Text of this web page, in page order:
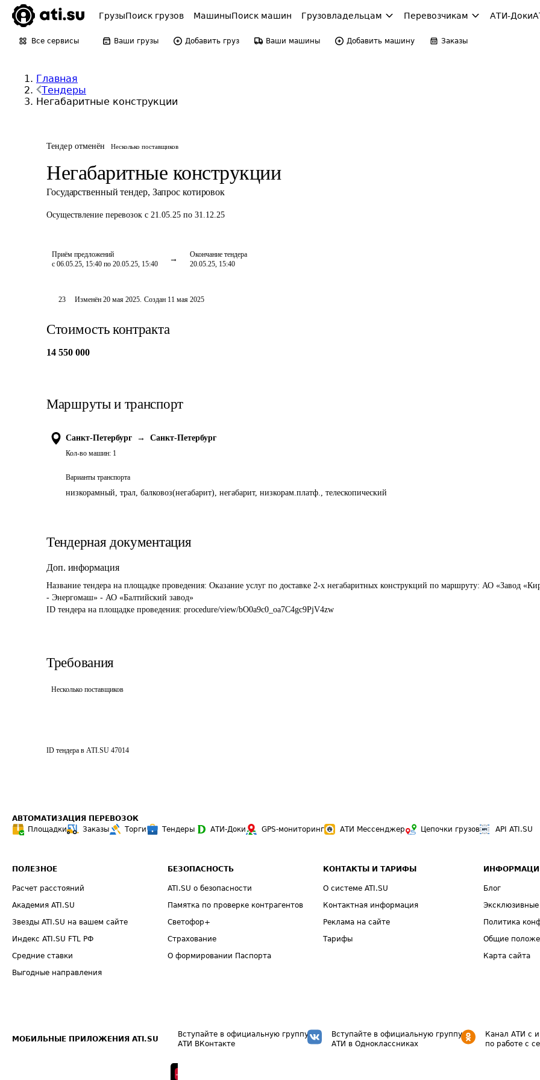
ГрузыПоиск грузов МашиныПоиск машин Грузовладельцам Перевозчикам АТИ-Доки
Все сервисы Ваши грузы Добавить груз Ваши машины Добавить машину Заказы
Главная
Тендеры
Негабаритные конструкции
Тендер отменён Несколько поставщиков
Негабаритные конструкции
Государственный тендер, Запрос котировок
Осуществление перевозок с 21.05.25 по 31.12.25
Приём предложений
с 06.05.25, 15:40 по 20.05.25, 15:40
Окончание тендера
20.05.25, 15:40
23 Изменён20 мая 2025. Создан 11 мая 2025
Стоимость контракта
14 550 000
Маршруты и транспорт
Санкт-Петербург → Санкт-Петербург
Кол-во машин: 1
Варианты транспорта
низкорамный, трал, балковоз(негабарит), негабарит, низкорам.платф., телескопический
Тендерная документация
Доп. информация
Название тендера на площадке проведения: Оказание услуг по доставке 2-х негабаритных конструкций по маршруту: АО «Завод
- Энергомаш» - АО «Балтийский завод»
ID тендера на площадке проведения: procedure/view/bO0a9c0_oa7C4gc9PjV4zw
Требования
Несколько поставщиков
ID тендера в ATI.SU 47014
АВТОМАТИЗАЦИЯ ПЕРЕВОЗОК
Площадки
Заказы Торги Тендеры АТИ-Доки GPS-мониторинг АТИ Мессенджер Цепочки грузов API ATI.SU
ПОЛЕЗНОЕ
Расчет расстояний
Академия ATI.SU
Звезды ATI.SU на вашем сайте
Индекс ATI.SU FTL РФ
Средние ставки
Выгодные направления
БЕЗОПАСНОСТЬ
ATI.SU о безопасности
Памятка по проверке контрагентов
Светофор+
Страхование
О формировании Паспорта
КОНТАКТЫ И ТАРИФЫ
О системе ATI.SU
Контактная информация
Реклама на сайте
Тарифы
Блог
Политика
Общие
Карта сайта
МОБИЛЬНЫЕ ПРИЛОЖЕНИЯ ATI.SU
Вступайте в официальную группу
АТИ ВКонтакте
Вступайте в официальную группу
АТИ в Одноклассниках
Канал АТИ с
по работе с